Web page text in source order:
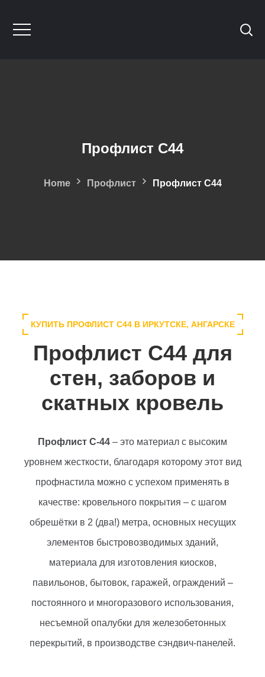
Профлист С44
Home Профлист Профлист С44
КУПИТЬ ПРОФЛИСТ С44 В ИРКУТСКЕ, АНГАРСКЕ
Профлист С44 для
стен, заборов и
скатных кровель
Профлист С-44 – это материал с высоким
уровнем жесткости, благодаря которому этот вид
профнастила можно с успехом применять в
качестве: кровельного покрытия – с шагом
обрешётки в 2 (два!) метра, основных несущих
элементов быстровозводимых зданий,
материала для изготовления киосков,
павильонов, бытовок, гаражей, ограждений –
постоянного и многоразового использования,
несъемной опалубки для железобетонных
перекрытий, в производстве сэндвич-панелей.